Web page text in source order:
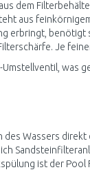
dem
aus
erbringt, benötigt
Je
was
Wassers
ist der